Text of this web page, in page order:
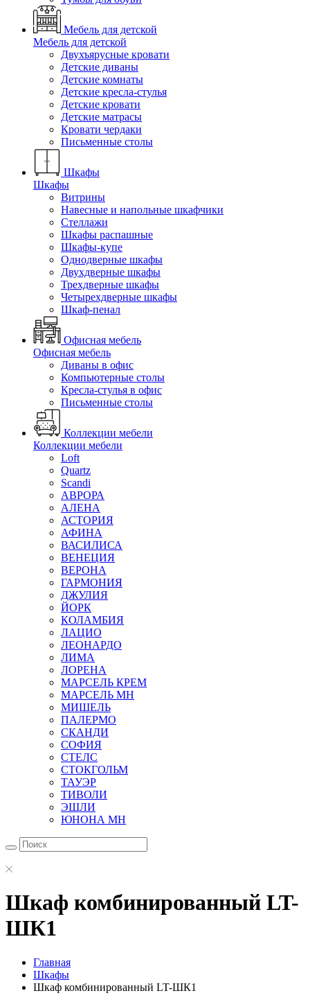
Мебель для детской
Мебель для детской
Двухъярусные кровати
Детские диваны
Детские комнаты
Детские кресла-стулья
Детские кровати
Детские матрасы
Кровати чердаки
Письменные столы
Шкафы
Шкафы
Витрины
Навесные и напольные шкафчики
Стеллажи
Шкафы распашные
Шкафы-купе
Однодверные шкафы
Двухдверные шкафы
Трехдверные шкафы
Четырехдверные шкафы
Шкаф-пенал
Офисная мебель
Офисная мебель
Диваны в офис
Компьютерные столы
Кресла-стулья в офис
Письменные столы
Коллекции мебели
Коллекции мебели
Loft
Quartz
Scandi
АВРОРА
АЛЕНА
АСТОРИЯ
АФИНА
ВАСИЛИСА
ВЕНЕЦИЯ
ВЕРОНА
ГАРМОНИЯ
ДЖУЛИЯ
ЙОРК
КОЛАМБИЯ
ЛАЦИО
ЛЕОНАРДО
ЛИМА
ЛОРЕНА
МАРСЕЛЬ КРЕМ
МАРСЕЛЬ МН
МИШЕЛЬ
ПАЛЕРМО
СКАНДИ
СОФИЯ
СТЕЛС
СТОКГОЛЬМ
ТАУЭР
ТИВОЛИ
ЭШЛИ
ЮНОНА МН
Шкаф комбинированный LT-
ШК1
Главная
Шкафы
Шкаф комбинированный LT-ШК1